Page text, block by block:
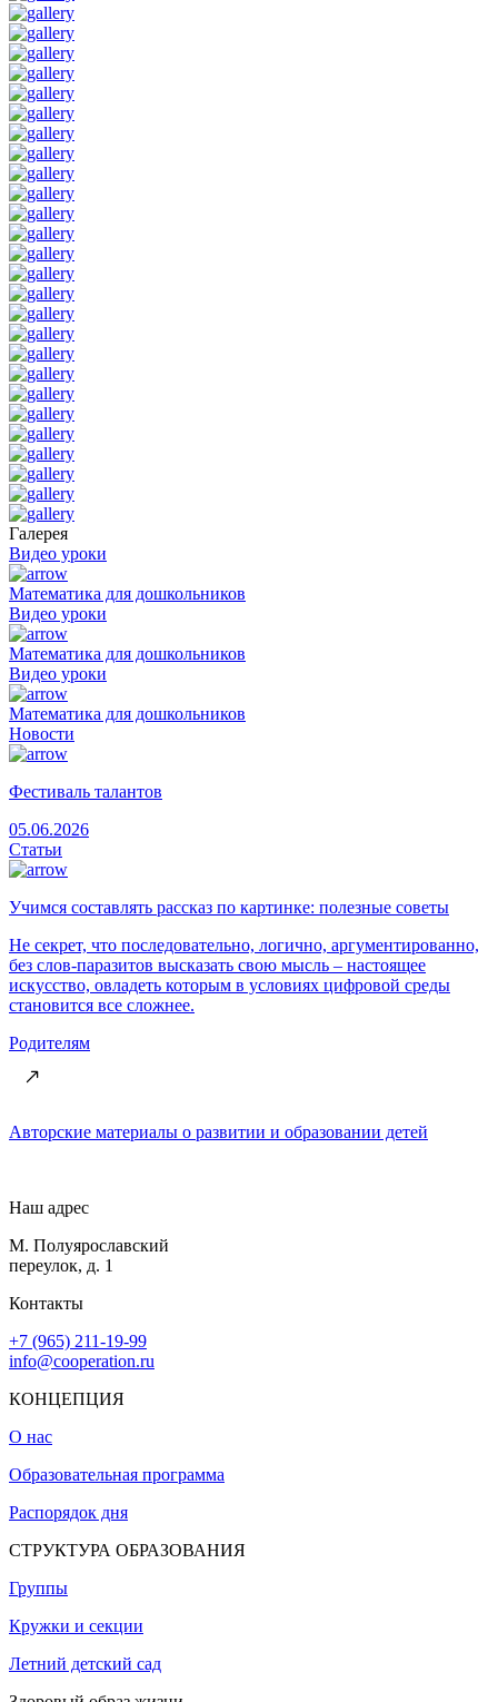
Галерея
Видео уроки
Математика для дошкольников
Видео уроки
Математика для дошкольников
Видео уроки
Математика для дошкольников
Новости
Фестиваль талантов
05.06.2026
Статьи
Учимся составлять рассказ по картинке: полезные советы
Не секрет, что последовательно, логично, аргументированно,
без слов-паразитов высказать свою мысль – настоящее
искусство, овладеть которым в условиях цифровой среды
становится все сложнее.
Родителям
Авторские материалы о развитии и образовании детей
Наш адрес
М. Полуярославский
переулок, д. 1
Контакты
+7 (965) 211-19-99
info@cooperation.ru
КОНЦЕПЦИЯ
О нас
Образовательная программа
Распорядок дня
СТРУКТУРА ОБРАЗОВАНИЯ
Группы
Кружки и секции
Летний детский сад